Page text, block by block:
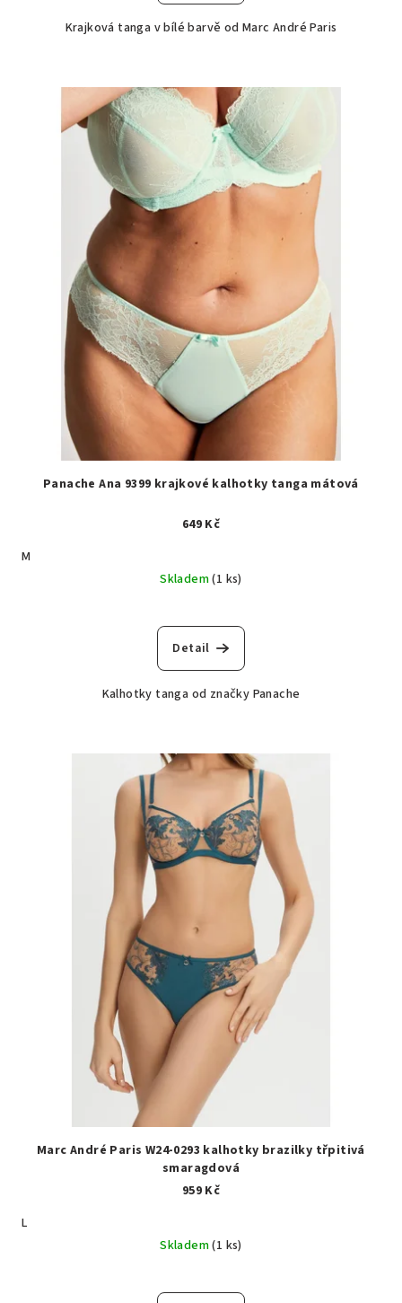
Krajková tanga v bílé barvě od Marc André Paris
Panache Ana 9399 krajkové kalhotky tanga mátová
649 Kč
M
Skladem(1 ks)
Detail
Kalhotky tanga od značky Panache
Marc André Paris W24-0293 kalhotky brazilky třpitivá
smaragdová
959 Kč
L
Skladem(1 ks)